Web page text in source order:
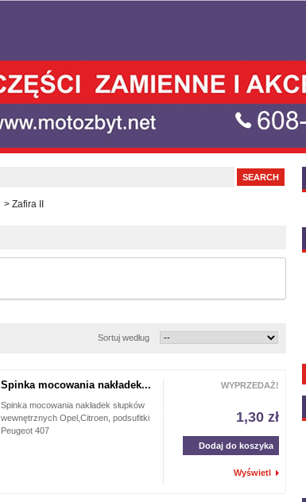
> Zafira II
Sortuj według
Spinka mocowania nakładek...
Spinka mocowania nakładek słupków
wewnętrznych Opel,Citroen, podsufitki
Peugeot 407
WYPRZEDAŻ!
1,30 zł
Dodaj do koszyka
Wyświetl